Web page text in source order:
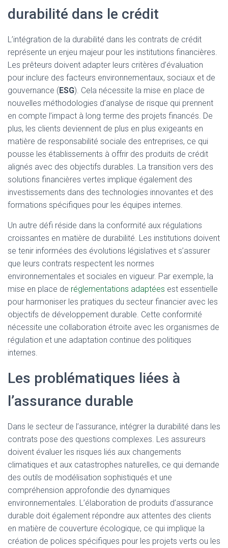
durabilité dans le crédit
L’intégration de la durabilité dans les contrats de crédit
représente un enjeu majeur pour les institutions financières.
Les prêteurs doivent adapter leurs critères d’évaluation
pour inclure des facteurs environnementaux, sociaux et de
gouvernance (ESG). Cela nécessite la mise en place de
nouvelles méthodologies d’analyse de risque qui prennent
en compte l’impact à long terme des projets financés. De
plus, les clients deviennent de plus en plus exigeants en
matière de responsabilité sociale des entreprises, ce qui
pousse les établissements à offrir des produits de crédit
alignés avec des objectifs durables. La transition vers des
solutions financières vertes implique également des
investissements dans des technologies innovantes et des
formations spécifiques pour les équipes internes.
Un autre défi réside dans la conformité aux régulations
croissantes en matière de durabilité. Les institutions doivent
se tenir informées des évolutions législatives et s’assurer
que leurs contrats respectent les normes
environnementales et sociales en vigueur. Par exemple, la
mise en place de réglementations adaptées est essentielle
pour harmoniser les pratiques du secteur financier avec les
objectifs de développement durable. Cette conformité
nécessite une collaboration étroite avec les organismes de
régulation et une adaptation continue des politiques
internes.
Les problématiques liées à
l’assurance durable
Dans le secteur de l’assurance, intégrer la durabilité dans les
contrats pose des questions complexes. Les assureurs
doivent évaluer les risques liés aux changements
climatiques et aux catastrophes naturelles, ce qui demande
des outils de modélisation sophistiqués et une
compréhension approfondie des dynamiques
environnementales. L’élaboration de produits d’assurance
durable doit également répondre aux attentes des clients
en matière de couverture écologique, ce qui implique la
création de polices spécifiques pour les projets verts ou les